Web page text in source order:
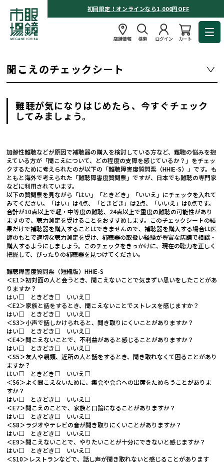
初回限定！オンラインなら1,000円OFF
店舗情報 検索 ログイン カート
聞こえのチェックシート
難聴が気になりはじめたら、今すぐチェック
してみましょう。
加齢性難聴などが原因で補聴器の購入を検討している方など、難聴の悩みを抱
えている方が「聞こえについて、どの程度の支障を感じているか？」をチェッ
クするために考えられたのが以下の「難聴障害度質問票（HHIE-S）」です。も
ともと海外で考えられた「難聴障害度質問票」ですが、日本でも難聴の専門家
などに利用されています。
以下の質問票を見ながら「はい」「ときどき」「いいえ」にチェックを入れて
みてください。「はい」は4点、「ときどき」は2点、「いいえ」は0点です。
合計が10点以上で軽・中等度の難聴、24点以上で重度の難聴の可能性があり
ますので、聴力測定を受けることをおすすめします。このチェックシートの結
果だけで補聴器を購入することはできませんので、補聴器を購入する場合は医
師のもとで適切な聴力測定を受け、補聴器の取扱い経験が豊富な店舗で相談・
購入するようにしましょう。このチェックをきっかけに、現在の聴力を正しく
把握して、ぴったりの補聴器を見つけてください。
難聴障害度質問票（短縮版）HHIE-S
＜E1＞初対面の人と会うとき、聞こえないことで気まずい思いをしたことがあ
りますか？
はい□ ときどき□ いいえ□
＜E2＞家族と話をするとき、聞こえないことでストレスを感じますか？
はい□ ときどき□ いいえ□
＜S3＞小声で話しかけられると、聞き取りにくいことがありますか？
はい□ ときどき□ いいえ□
＜E4＞聞こえないことで、不利益があると感じることがありますか？
はい□ ときどき□ いいえ□
＜S5＞友人や親類、近所の人と話をするとき、聞き取れなくて困ることがあり
ますか？
はい□ ときどき□ いいえ□
＜S6＞よく聞こえないために、集会や会合への出席をためらうことがありま
すか？
はい□ ときどき□ いいえ□
＜E7＞聞こえのことで、家族と口論になることがありますか？
はい□ ときどき□ いいえ□
＜S8＞ラジオやテレビの音が聞き取りにくいことがありますか？
はい□ ときどき□ いいえ□
＜E9＞聞こえないことで、やりたいことが十分にできないと感じますか？
はい□ ときどき□ いいえ□
＜S10＞レストランなどで、話し声が聞き取れないと感じることがあります